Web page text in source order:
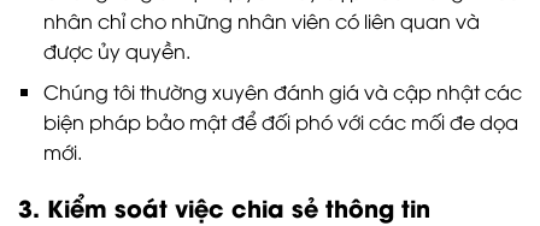
nhân chỉ cho những nhân viên có liên quan và
được ủy quyền.
Chúng tôi thường xuyên đánh giá và cập nhật các
biện pháp bảo mật để đối phó với các mối đe dọa
mới.
3. Kiểm soát việc chia sẻ thông tin